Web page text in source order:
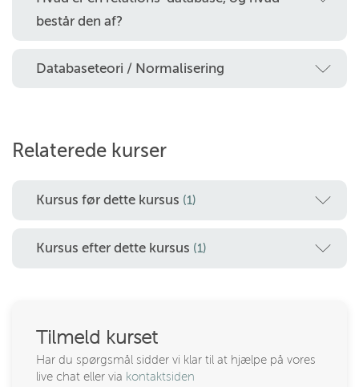
består den af?
Databaseteori / Normalisering
Relaterede kurser
Kursus før dette kursus (1)
Kursus efter dette kursus (1)
Tilmeld kurset
Har du spørgsmål sidder vi klar til at hjælpe på vores
live chat eller via kontaktsiden